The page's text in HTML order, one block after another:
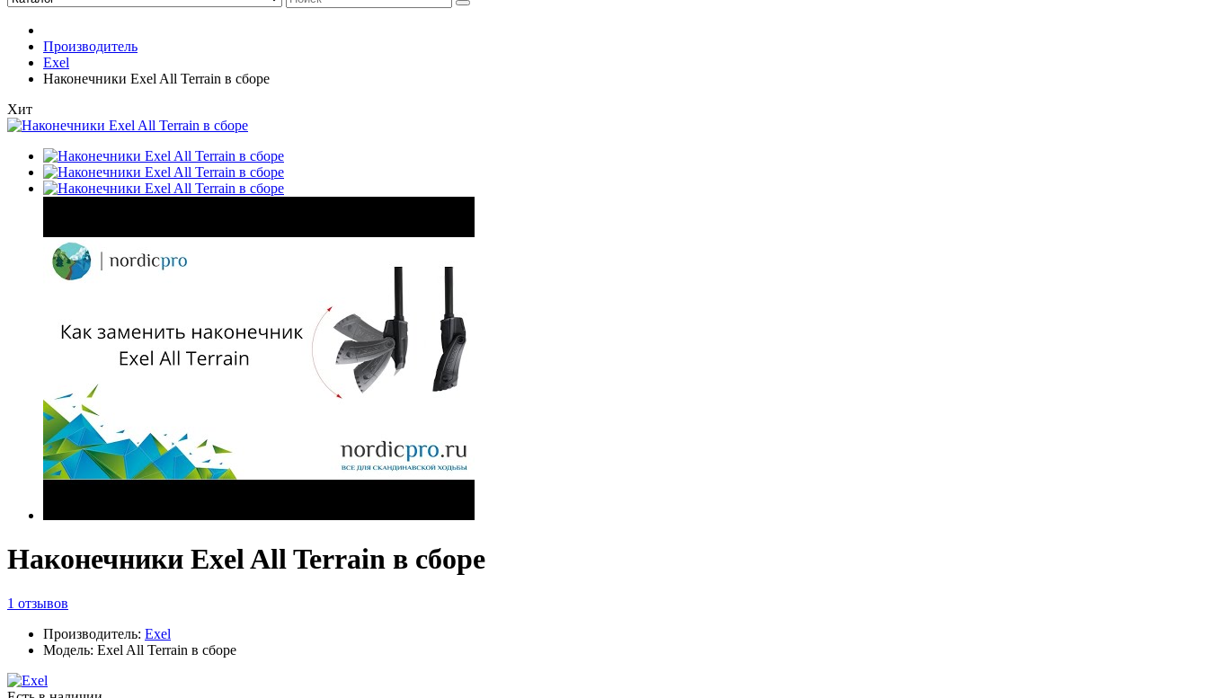
Производитель
Exel
Наконечники Exel All Terrain в сборе
Хит
Наконечники Exel All Terrain в сборе
1 отзывов
Производитель: Exel
Модель: Exel All Terrain в сборе